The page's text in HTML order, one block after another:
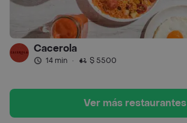
Cacerola
14 min · $ 5500
Ver más restaurantes